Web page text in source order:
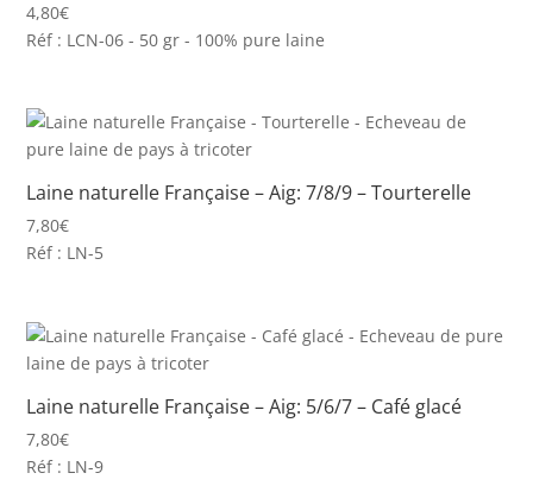
4,80€
Réf : LCN-06 - 50 gr - 100% pure laine
Laine naturelle Française – Aig: 7/8/9 – Tourterelle
7,80€
Réf : LN-5
Laine naturelle Française – Aig: 5/6/7 – Café glacé
7,80€
Réf : LN-9